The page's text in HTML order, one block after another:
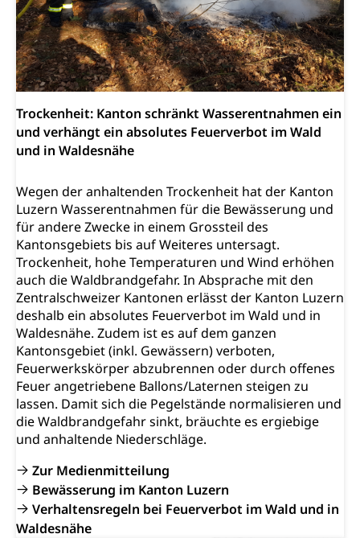
Trockenheit: Kanton schränkt Wasserentnahmen ein
und verhängt ein absolutes Feuerverbot im Wald
und in Waldesnähe
Wegen der anhaltenden Trockenheit hat der Kanton
Luzern Wasserentnahmen für die Bewässerung und
für andere Zwecke in einem Grossteil des
Kantonsgebiets bis auf Weiteres untersagt.
Trockenheit, hohe Temperaturen und Wind erhöhen
auch die Waldbrandgefahr. In Absprache mit den
Zentralschweizer Kantonen erlässt der Kanton Luzern
deshalb ein absolutes Feuerverbot im Wald und in
Waldesnähe. Zudem ist es auf dem ganzen
Kantonsgebiet (inkl. Gewässern) verboten,
Feuerwerkskörper abzubrennen oder durch offenes
Feuer angetriebene Ballons/Laternen steigen zu
lassen. Damit sich die Pegelstände normalisieren und
die Waldbrandgefahr sinkt, bräuchte es ergiebige
und anhaltende Niederschläge.
Zur Medienmitteilung
Bewässerung im Kanton Luzern
Verhaltensregeln bei Feuerverbot im Wald und in
Waldesnähe